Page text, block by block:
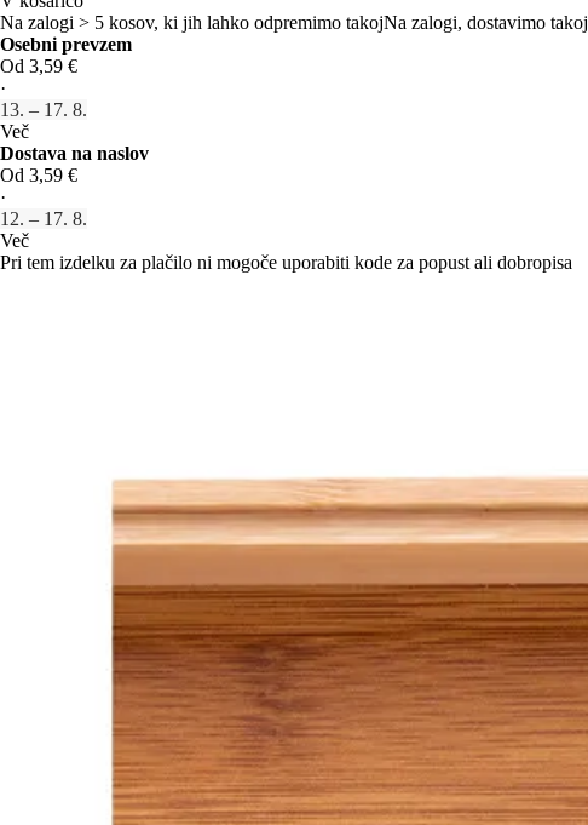
Na zalogi > 5 kosov, ki jih lahko odpremimo takojNa zalogi, dostavimo takoj
Osebni prevzem
Od 3,59 €
·
13. – 17. 8.
Več
Dostava na naslov
Od 3,59 €
·
12. – 17. 8.
Več
Pri tem izdelku za plačilo ni mogoče uporabiti kode za popust ali dobropisa